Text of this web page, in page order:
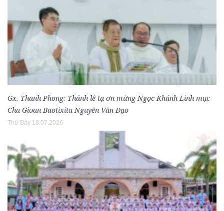
Gx. Thanh Phong: Thánh lễ tạ ơn mừng Ngọc Khánh Linh mục
Cha Gioan Baotixita Nguyễn Văn Đạo
Thứ Bảy 18.07.2026